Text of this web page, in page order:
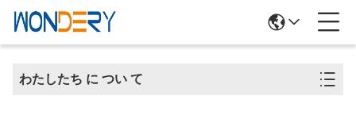
わたしたち に つい て